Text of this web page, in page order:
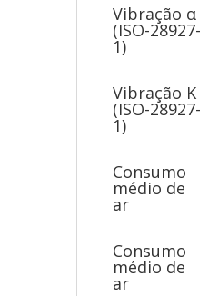
Vibração α
(ISO-28927-
1)
Vibração K
(ISO-28927-
1)
Consumo
médio de
ar
Consumo
médio de
ar